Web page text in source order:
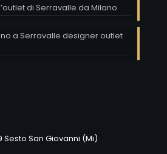
di Serravalle da Milano
a Serravalle designer outlet
Sesto San Giovanni (Mi)